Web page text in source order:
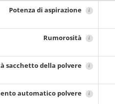
Potenza di aspirazione i
Rumorosità i
sacchetto della polvere i
automatico polvere i